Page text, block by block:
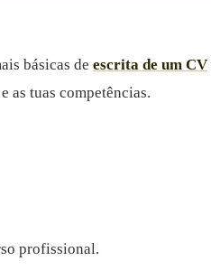
básicas de escrita de um CV
as tuas competências.
profissional.